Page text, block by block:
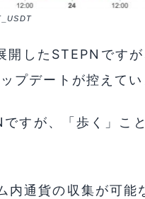
したSTEPNです
プデートが控えてい
すが、「歩く」こ
内通貨の収集が可